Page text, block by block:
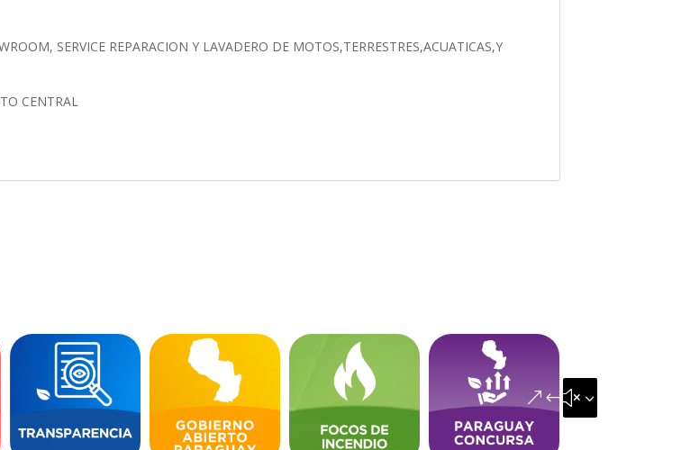
SERVICE REPARACION Y LAVADERO DE MOTOS,TERRESTRES,ACUATICAS,Y
CENTRAL
&#x35;